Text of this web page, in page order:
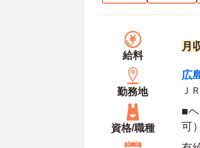
給料
月
勤務地
広
Ｊ
資格/職種
■